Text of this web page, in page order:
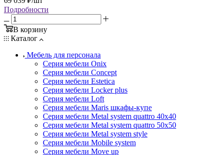
Подробности
В корзину
Каталог
Мебель для персонала
Серия мебели Onix
Серия мебели Concept
Серия мебели Estetica
Серия мебели Locker plus
Серия мебели Loft
Серия мебели Maris шкафы-купе
Серия мебели Metal system quattro 40x40
Серия мебели Metal system quattro 50x50
Серия мебели Metal system style
Серия мебели Mobile system
Серия мебели Move up